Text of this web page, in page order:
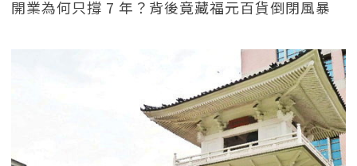
開業為何只撐 7 年？背後竟藏福元百貨倒閉風暴